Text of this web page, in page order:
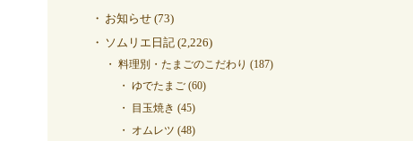
お知らせ (73)
ソムリエ日記 (2,226)
料理別・たまごのこだわり (187)
ゆでたまご (60)
目玉焼き (45)
オムレツ (48)